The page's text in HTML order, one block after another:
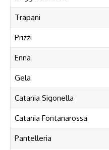
Trapani
Prizzi
Enna
Gela
Catania Sigonella
Catania Fontanarossa
Pantelleria